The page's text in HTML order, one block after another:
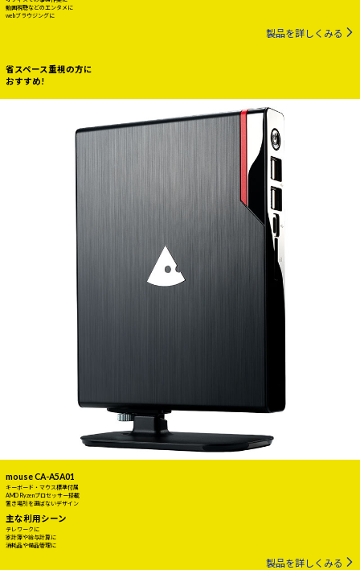
動画視聴などのエンタメに
webブラウジングに
製品を詳しくみる
省スペース重視の方に
おすすめ!
mouse CA-A5A01
キーボード・マウス標準付属
AMD Ryzenプロセッサー搭載
置き場所を選ばないデザイン
主な利用シーン
テレワークに
家計簿や給与計算に
消耗品や備品管理に
製品を詳しくみる